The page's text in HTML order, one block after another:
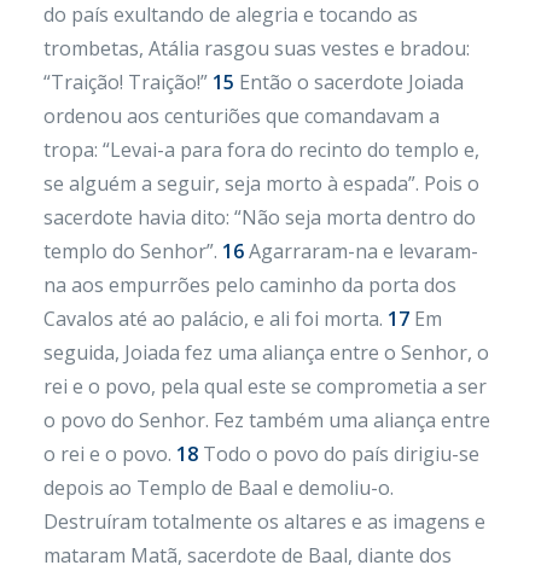
do país exultando de alegria e tocando as
trombetas, Atália rasgou suas vestes e bradou:
“Traição! Traição!” 15 Então o sacerdote Joiada
ordenou aos centuriões que comandavam a
tropa: “Levai-a para fora do recinto do templo e,
se alguém a seguir, seja morto à espada”. Pois o
sacerdote havia dito: “Não seja morta dentro do
templo do Senhor”. 16Agarraram-na e levaram-
na aos empurrões pelo caminho da porta dos
Cavalos até ao palácio, e ali foi morta. 17 Em
seguida, Joiada fez uma aliança entre o Senhor, o
rei e o povo, pela qual este se comprometia a ser
o povo do Senhor. Fez também uma aliança entre
o rei e o povo. 18 Todo o povo do país dirigiu-se
depois ao Templo de Baal e demoliu-o.
Destruíram totalmente os altares e as imagens e
mataram Matã, sacerdote de Baal, diante dos